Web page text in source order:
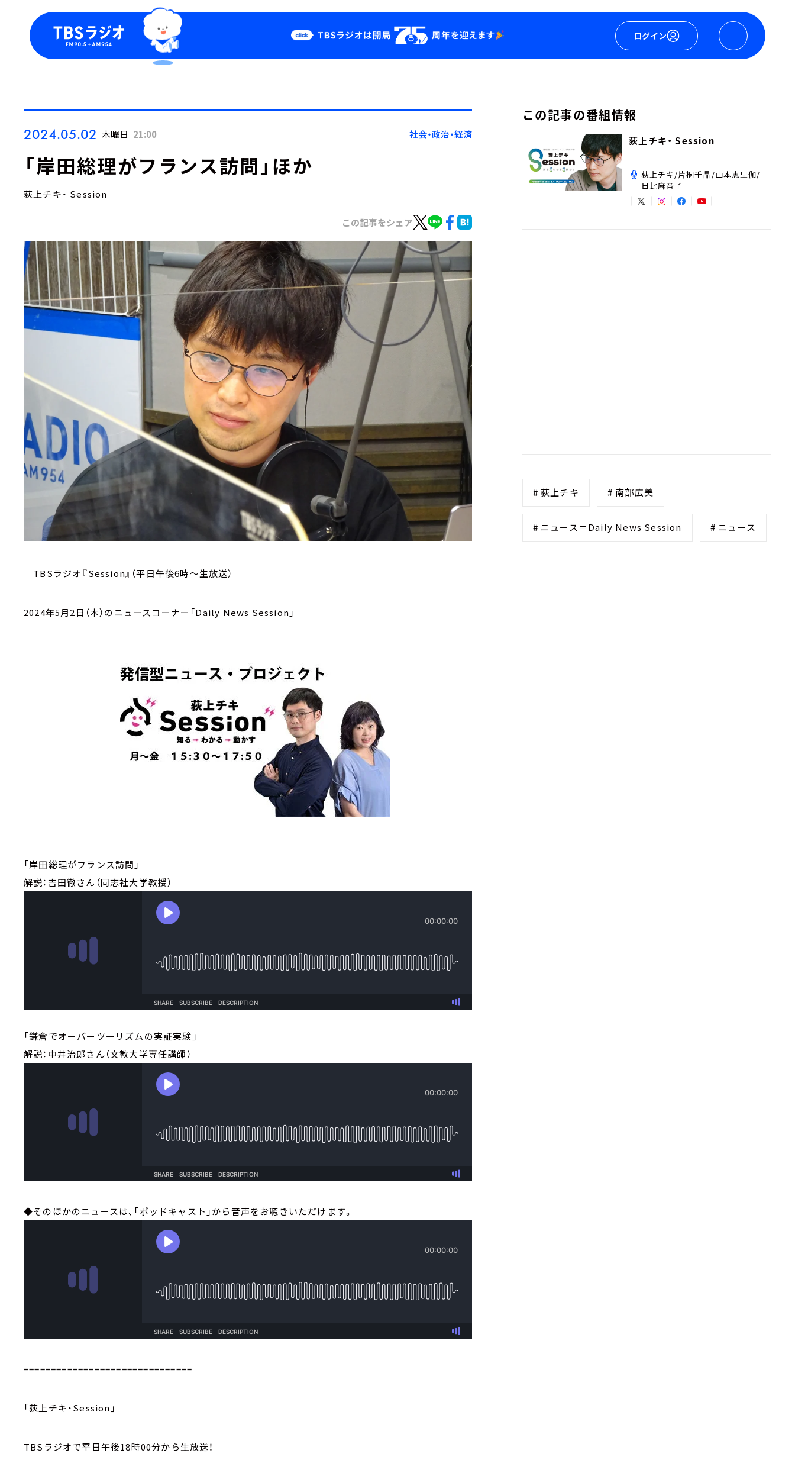
ログイン
Podcast
YouTube
会社情報
2024.05.02 木曜日 21:00 社会・政治・経済
「岸田総理がフランス訪問」ほか
荻上チキ・ Session
この記事をシェア
TBSラジオ『Session』（平日午後6時～生放送）
2024年5月2日（木）のニュースコーナー「Daily News Session」
「岸田総理がフランス訪問」
解説：吉田徹さん（同志社大学教授）
「鎌倉でオーバーツーリズムの実証実験」
解説：中井治郎さん（文教大学専任講師）
◆そのほかのニュースは、「ポッドキャスト」から音声をお聴きいただけます。
===============================
「荻上チキ・Session」
TBSラジオで平日午後18時00分から生放送！
この記事の番組情報
荻上チキ・ Session
荻上チキ/片桐千晶/山本恵里伽/
日比麻音子
# 荻上チキ # 南部広美
# ニュース＝Daily News Session # ニュース